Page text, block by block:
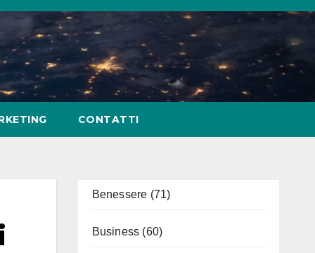
CONTATTI
Benessere (71)
Business (60)